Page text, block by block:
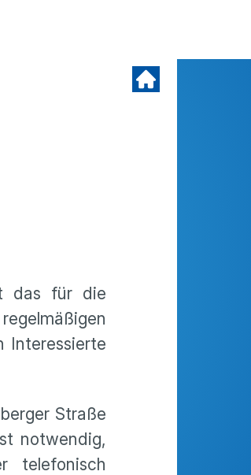
das für die
Interessierte
Straße
notwendig,
telefonisch